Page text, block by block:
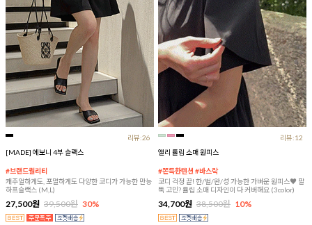
리뷰:26
[MADE] 에보니 4부 슬랙스
#브랜드퀄리티
캐주얼하게도, 포멀하게도 다양한 코디가 가능한 만능
하프슬랙스 (M,L)
27,500원 39,500원 30%
리뷰:12
앨리 튤립 소매 원피스
#쫀득한텐션 #바스락
코디 걱정 끝! 한/벌/완/성 가능한 가벼운 원피스♥ 팔
뚝 고민? 튤립 소매 디자인이 다 커버해요 (3color)
34,700원 38,500원 10%